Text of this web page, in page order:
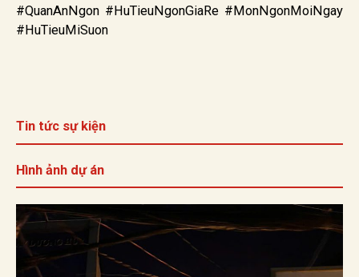
#QuanAnNgon #HuTieuNgonGiaRe #MonNgonMoiNgay
#HuTieuMiSuon
Tin tức sự kiện
Hình ảnh dự án